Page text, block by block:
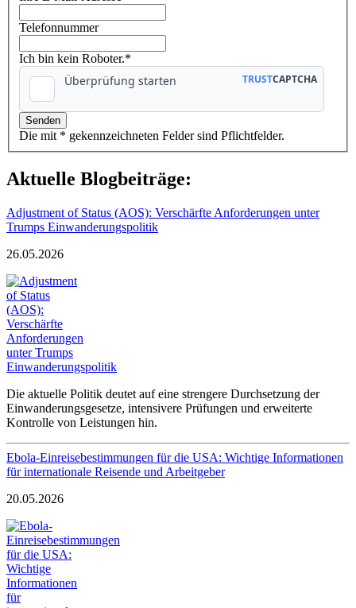
Telefonnummer
Ich bin kein Roboter.*
Die mit * gekennzeichneten Felder sind Pflichtfelder.
Aktuelle Blogbeiträge:
Adjustment of Status (AOS): Verschärfte Anforderungen unter
Trumps Einwanderungspolitik
26.05.2026
Die aktuelle Politik deutet auf eine strengere Durchsetzung der
Einwanderungsgesetze, intensivere Prüfungen und erweiterte
Kontrolle von Leistungen hin.
Ebola-Einreisebestimmungen für die USA: Wichtige Informationen
für internationale Reisende und Arbeitgeber
20.05.2026